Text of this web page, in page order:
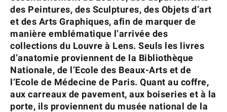
des Peintures, des Sculptures, des Objets d’art
et des Arts Graphiques, afin de marquer de
manière emblématique l’arrivée des
collections du Louvre à Lens. Seuls les livres
d’anatomie proviennent de la Bibliothèque
Nationale, de l’Ecole des Beaux-Arts et de
l’Ecole de Médecine de Paris. Quant au coffre,
aux carreaux de pavement, aux boiseries et à la
porte, ils proviennent du musée national de la